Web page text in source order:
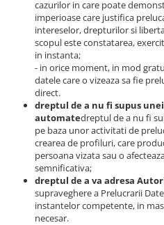
cazurilor in care poate
imperioase care justifica
intereselor, drepturilor si
scopul este constatarea,
in instanta;
- in orice moment, in mod
datele care o vizeaza sa fie
direct.
dreptul de a nu fi supus
automatedreptul de a nu fi
pe baza unor activitati de
crearea de profiluri, care
persoana vizata sau o
semnificativa;
dreptul de a va adresa
supraveghere a Prelucrarii
instantelor competente, in
necesar.